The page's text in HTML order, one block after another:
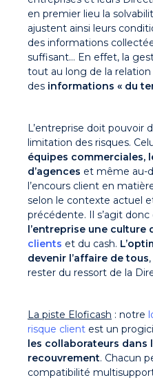
en premier lieu la
ajustent ainsi leurs
des informations
suffisant… En effet, la
tout au long de la
des informations « du
L’entreprise doit pouvoir
limitation des risques.
équipes commerciales,
d’agences et même au-
l’encours client en
selon le contexte actuel
précédente. Il s’agit donc
l’entreprise une culture
clients et du cash.
devenir l’affaire de tous
rester du ressort de la
La piste Eloficash : notre
risque client est un
les collaborateurs dans
recouvrement. Chacun
compatibilité